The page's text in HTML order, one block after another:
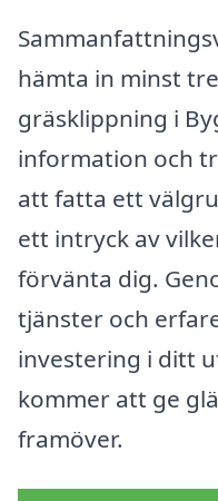
hämta in minst
gräsklippning i
information och
att fatta ett
ett intryck av
förvänta dig.
tjänster och
investering i ditt
kommer att ge
framöver.